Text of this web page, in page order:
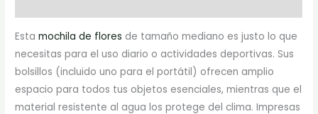
Estamochila de flores de tamaño mediano es justo lo que
necesitas para el uso diario o actividades deportivas. Sus
bolsillos (incluido uno para el portátil) ofrecen amplio
espacio para todos tus objetos esenciales, mientras que el
material resistente al agua los protege del clima. Impresas